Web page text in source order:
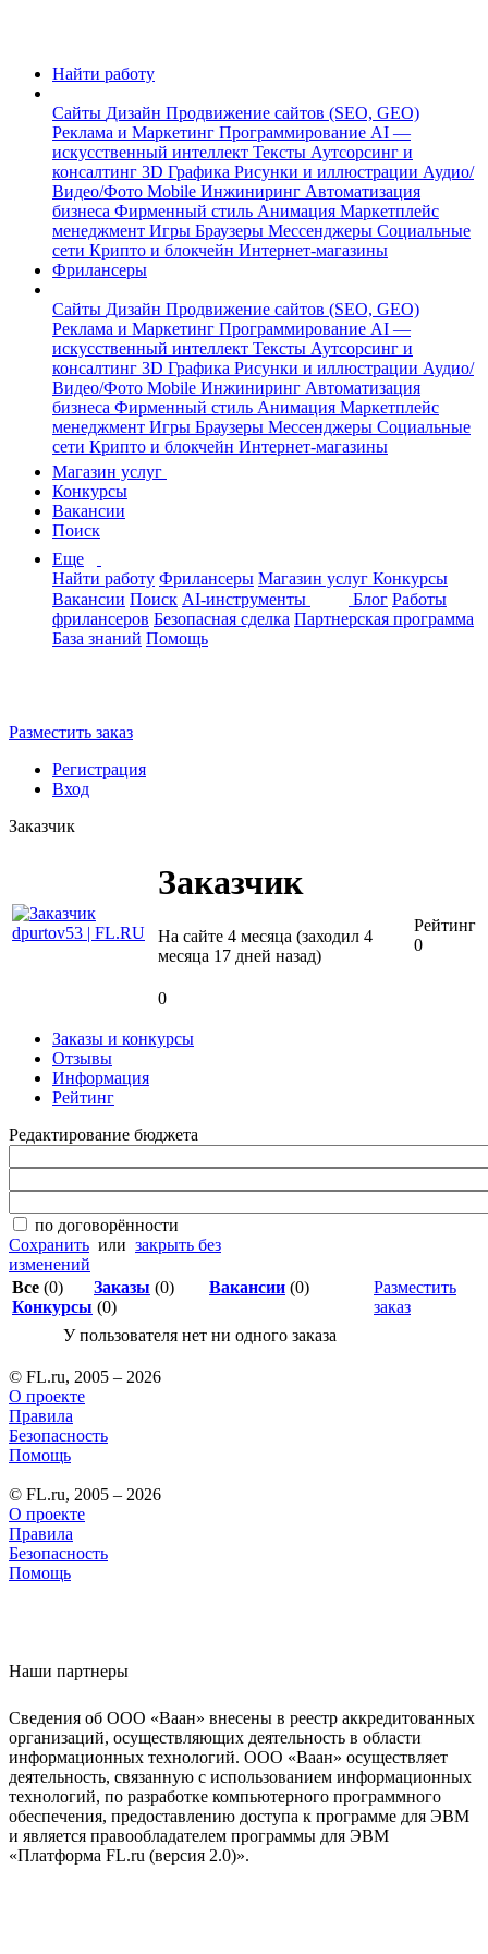
Найти работу
Сайты Дизайн Продвижение сайтов (SEO, GEO)
Реклама и Маркетинг Программирование AI —
искусственный интеллект Тексты Аутсорсинг и
консалтинг 3D Графика Рисунки и иллюстрации Аудио/
Видео/Фото Mobile Инжиниринг Автоматизация
бизнеса Фирменный стиль Анимация Маркетплейс
менеджмент Игры Браузеры Мессенджеры Социальные
сети Крипто и блокчейн Интернет-магазины
Фрилансеры
Сайты Дизайн Продвижение сайтов (SEO, GEO)
Реклама и Маркетинг Программирование AI —
искусственный интеллект Тексты Аутсорсинг и
консалтинг 3D Графика Рисунки и иллюстрации Аудио/
Видео/Фото Mobile Инжиниринг Автоматизация
бизнеса Фирменный стиль Анимация Маркетплейс
менеджмент Игры Браузеры Мессенджеры Социальные
сети Крипто и блокчейн Интернет-магазины
Магазин услуг
Конкурсы
Вакансии
Поиск
Еще
Найти работу Фрилансеры Магазин услуг Конкурсы
Вакансии Поиск AI-инструменты Блог Работы
фрилансеров Безопасная сделка Партнерская программа
База знаний Помощь
Разместить заказ
Регистрация
Вход
Заказчик
Заказчик
На сайте 4 месяца (заходил 4
месяца 17 дней назад)
0
Рейтинг
0
Заказы и конкурсы
Отзывы
Информация
Рейтинг
Редактирование бюджета
по договорённости
Сохранить или закрыть без
изменений
Все (0) Заказы (0) Вакансии (0)
Конкурсы (0)
Разместить
заказ
У пользователя нет ни одного заказа
© FL.ru, 2005 – 2026
О проекте
Правила
Безопасность
Помощь
© FL.ru, 2005 – 2026
О проекте
Правила
Безопасность
Помощь
Наши партнеры
Сведения об ООО «Ваан» внесены в реестр аккредитованных
организаций, осуществляющих деятельность в области
информационных технологий. ООО «Ваан» осуществляет
деятельность, связанную с использованием информационных
технологий, по разработке компьютерного программного
обеспечения, предоставлению доступа к программе для ЭВМ
и является правообладателем программы для ЭВМ
«Платформа FL.ru (версия 2.0)».